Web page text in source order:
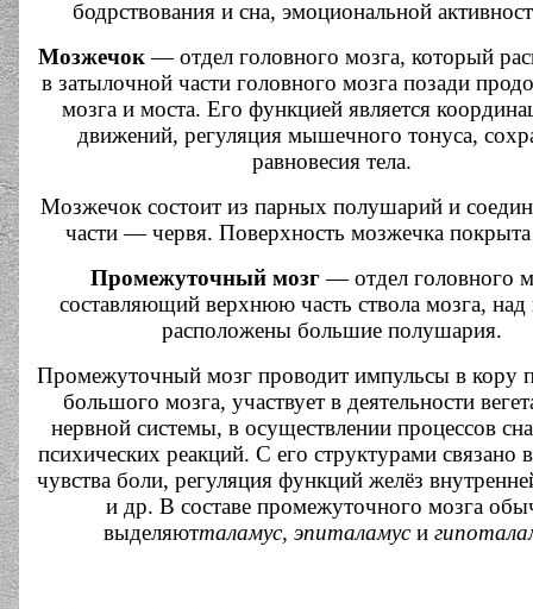
бодрствования и сна, эмоциональной
Мозжечок— отдел головного мозга, который
в затылочной части головного мозга позади
мозга и моста. Его функцией является
движений, регуляция мышечного тонуса,
равновесия тела.
Мозжечок состоит из парных полушарий и
части — червя. Поверхность мозжечка
Промежуточный мозг— отдел головного
составляющий верхнюю часть ствола мозга, над
расположены большие полушария.
Промежуточный мозг проводит импульсы в кору
большого мозга, участвует в деятельности
нервной системы, в осуществлении процессов
психических реакций. С его структурами связано
чувства боли, регуляция функций желёз
и др. В составе промежуточного мозга
выделяютталамус, эпиталамуси